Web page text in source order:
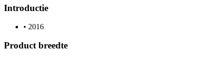
Introductie
• 2016
Product breedte